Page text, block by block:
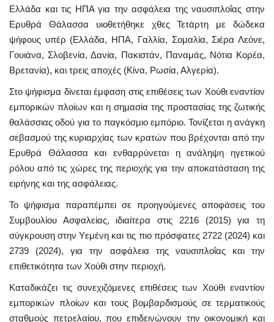
Ελλάδα και τις ΗΠΑ για την ασφάλεια της ναυσιπλοΐας στην
Ερυθρά Θάλασσα υιοθετήθηκε χθες Τετάρτη με δώδεκα
ψήφους υπέρ (Ελλάδα, ΗΠΑ, Γαλλία, Σομαλία, Σιέρα Λεόνε,
Γουιάνα, Σλοβενία, Δανία, Πακιστάν, Παναμάς, Νότια Κορέα,
Βρετανία), και τρεις αποχές (Κίνα, Ρωσία, Αλγερία).
Στο ψήφισμα δίνεται έμφαση στις επιθέσεις των Χούθι εναντίον
εμπορικών πλοίων και η σημασία της προστασίας της ζωτικής
θαλάσσιας οδού για το παγκόσμιο εμπόριο. Τονίζεται η ανάγκη
σεβασμού της κυριαρχίας των κρατών που βρέχονται από την
Ερυθρά Θάλασσα και ενθαρρύνεται η ανάληψη ηγετικού
ρόλου από τις χώρες της περιοχής για την αποκατάσταση της
ειρήνης και της ασφάλειας.
Το ψήφισμα παραπέμπει σε προηγούμενες αποφάσεις του
Συμβουλίου Ασφαλείας, ιδιαίτερα στις 2216 (2015) για τη
σύγκρουση στην Υεμένη και τις πιο πρόσφατες 2722 (2024) και
2739 (2024), για την ασφάλεια της ναυσιπλοΐας και την
επιθετικότητα των Χούθι στην περιοχή.
Καταδικάζει τις συνεχιζόμενες επιθέσεις των Χούθι εναντίον
εμπορικών πλοίων και τους βομβαρδισμούς σε τερματικούς
σταθμούς πετρελαίου, που επιδεινώνουν την οικονομική και